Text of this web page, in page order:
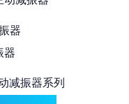
器
振器系列